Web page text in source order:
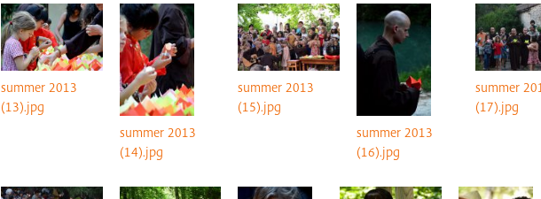
summer 2013
(13).jpg
summer 2013
(14).jpg
summer 2013
(15).jpg
summer 2013
(16).jpg
summer
(17).jpg